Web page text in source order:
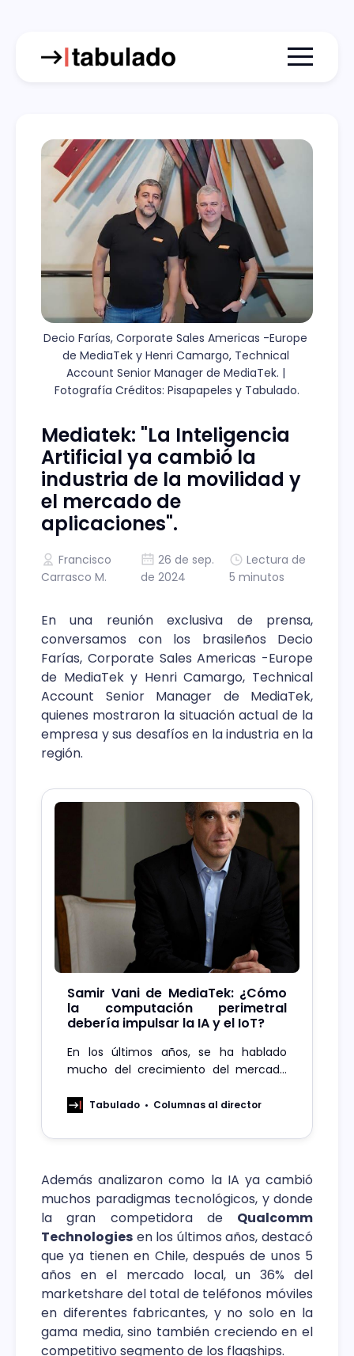
Menu
Decio Farías, Corporate Sales Americas -Europe
de MediaTek y Henri Camargo, Technical
Account Senior Manager de MediaTek. |
Fotografía Créditos: Pisapapeles y Tabulado.
Mediatek: "La Inteligencia
Artificial ya cambió la
industria de la movilidad y
el mercado de
aplicaciones".
Francisco
Carrasco M.
26 de sep.
de 2024
Lectura de
5 minutos
En una reunión exclusiva de prensa,
conversamos con los brasileños Decio
Farías, Corporate Sales Americas -Europe
de MediaTek y Henri Camargo, Technical
Account Senior Manager de MediaTek,
quienes mostraron la situación actual de la
empresa y sus desafíos en la industria en la
región.
Samir Vani de MediaTek: ¿Cómo
la computación perimetral
debería impulsar la IA y el IoT?
En los últimos años, se ha hablado
mucho del crecimiento del mercado
tecnología que permite el acceso
Tabulado Columnas al director
Además analizaron como la IA ya cambió
muchos paradigmas tecnológicos, y donde
la gran competidora de Qualcomm
Technologies en los últimos años, destacó
que ya tienen en Chile, después de unos 5
años en el mercado local, un 36% del
marketshare del total de teléfonos móviles
en diferentes fabricantes, y no solo en la
gama media, sino también creciendo en el
competitivo segmento de los flagships.